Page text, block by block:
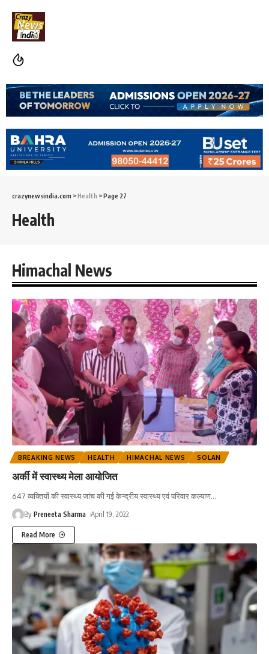
crazynewsindia.com >Health >Page 27
Health
Himachal News
BREAKING NEWS HEALTH HIMACHAL NEWS SOLAN
अर्की में स्वास्थ्य मेला आयोजित
647 व्यक्तियों की स्वास्थ्य जांच की गई केन्द्रीय स्वास्थ्य एवं परिवार कल्याण…
By Preneeta Sharma April 19, 2022
Read More